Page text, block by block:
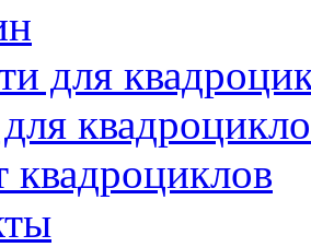
для
квадроциклов